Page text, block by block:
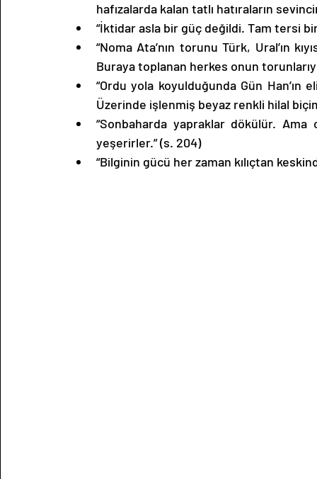
hafızalarda kalan tatlı hatıraların
“İktidar asla bir güç değildi. Tam tersi
“Noma Ata’nın torunu Türk, Ural’ın
Buraya toplanan herkes onun
“Ordu yola koyulduğunda Gün Han’ın
Üzerinde işlenmiş beyaz renkli hilal
“Sonbaharda yapraklar dökülür.
yeşerirler.” (s. 204)
“Bilginin gücü her zaman kılıçtan